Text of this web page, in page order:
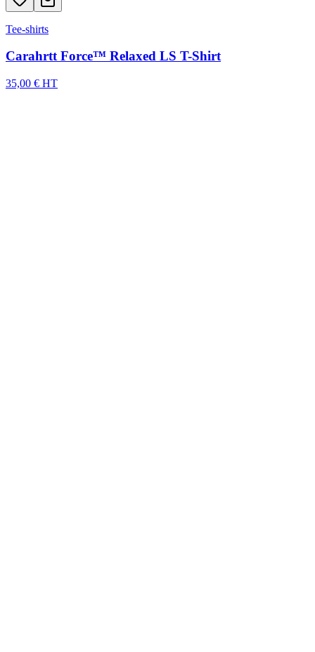
Tee-shirts
Carahrtt Force™ Relaxed LS T-Shirt
35,00 € HT